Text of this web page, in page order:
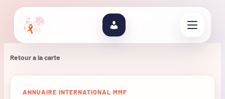
Retour a la carte
ANNUAIRE INTERNATIONAL MMF